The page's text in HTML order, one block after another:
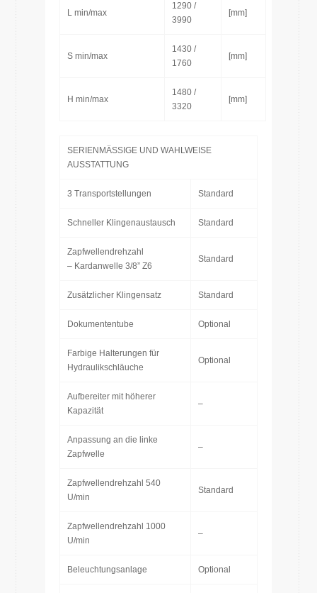
L min/max
1290 /
3990
[mm]
S min/max
1430 /
1760
[mm]
H min/max
1480 /
3320
[mm]
SERIENMÄSSIGE UND WAHLWEISE
AUSSTATTUNG
3 Transportstellungen Standard
Schneller Klingenaustausch Standard
Zapfwellendrehzahl
– Kardanwelle 3/8” Z6
Standard
Zusätzlicher Klingensatz Standard
Dokumententube Optional
Farbige Halterungen für
Hydraulikschläuche
Optional
Aufbereiter mit höherer
Kapazität
–
Anpassung an die linke
Zapfwelle
–
Zapfwellendrehzahl 540
U/min
Standard
Zapfwellendrehzahl 1000
U/min
–
Beleuchtungsanlage Optional